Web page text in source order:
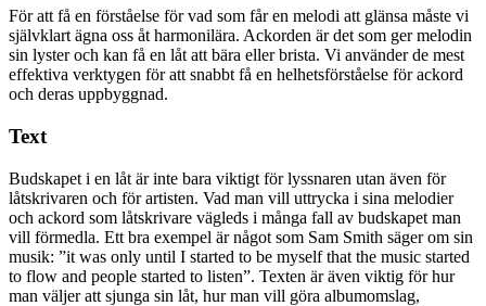
För att få en förståelse för vad som får en melodi att glänsa måste vi
självklart ägna oss åt harmonilära. Ackorden är det som ger melodin
sin lyster och kan få en låt att bära eller brista. Vi använder de mest
effektiva verktygen för att snabbt få en helhetsförståelse för ackord
och deras uppbyggnad.
Text
Budskapet i en låt är inte bara viktigt för lyssnaren utan även för
låtskrivaren och för artisten. Vad man vill uttrycka i sina melodier
och ackord som låtskrivare vägleds i många fall av budskapet man
vill förmedla. Ett bra exempel är något som Sam Smith säger om sin
musik: ”it was only until I started to be myself that the music started
to flow and people started to listen”. Texten är även viktig för hur
man väljer att sjunga sin låt, hur man vill göra albumomslag,